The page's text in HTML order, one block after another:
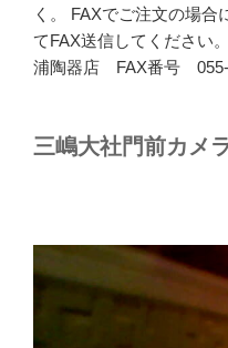
く。 FAXでご注文の場
てFAX送信してください
浦陶器店 FAX番号 055-
三嶋大社門前カメ